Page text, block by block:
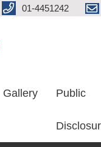
01-4451242
Gallery Public